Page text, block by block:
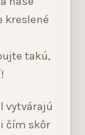
kreslené
takú,
!
vytvárajú
čím skôr